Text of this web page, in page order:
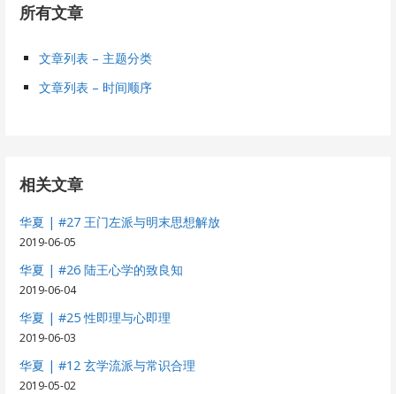
所有文章
文章列表 – 主题分类
文章列表 – 时间顺序
相关文章
华夏 | #27 王门左派与明末思想解放
2019-06-05
华夏 | #26 陆王心学的致良知
2019-06-04
华夏 | #25 性即理与心即理
2019-06-03
华夏 | #12 玄学流派与常识合理
2019-05-02